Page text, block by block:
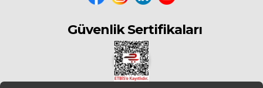
Güvenlik Sertifikaları